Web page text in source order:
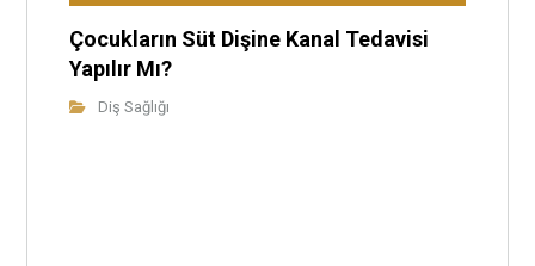
Çocukların Süt Dişine Kanal Tedavisi
Yapılır Mı?
Diş Sağlığı